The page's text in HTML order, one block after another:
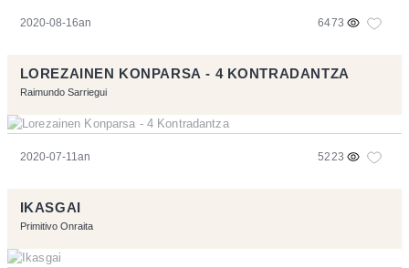
2020-08-16an 6473
LOREZAINEN KONPARSA - 4 KONTRADANTZA
Raimundo Sarriegui
2020-07-11an 5223
IKASGAI
Primitivo Onraita